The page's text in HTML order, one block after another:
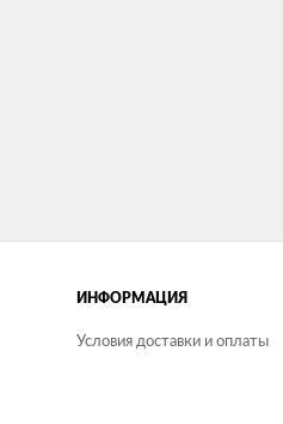
ИНФОРМАЦИЯ
Условия доставки и оплаты